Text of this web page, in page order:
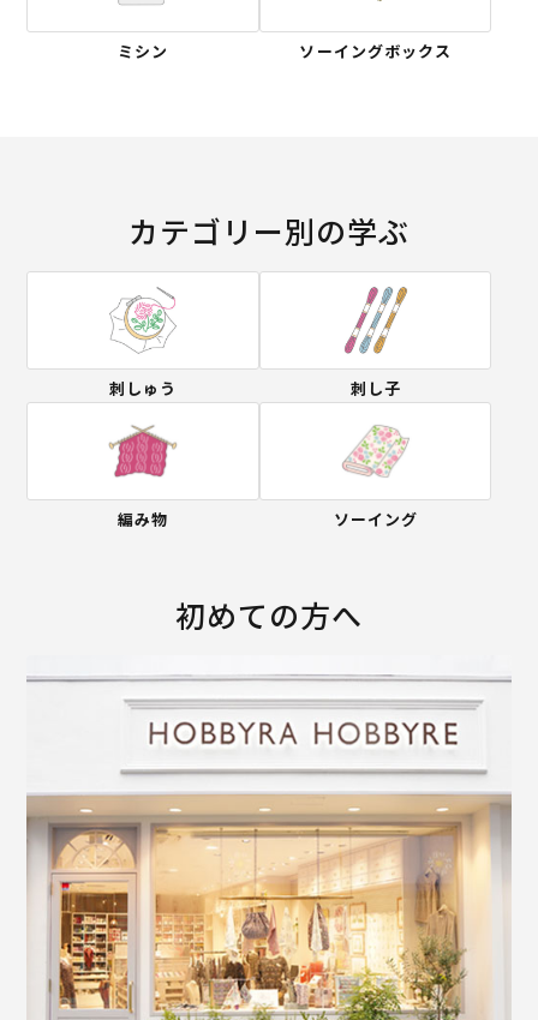
ミシン ソーイングボックス
カテゴリー別の学ぶ
刺しゅう 刺し子
編み物 ソーイング
初めての方へ